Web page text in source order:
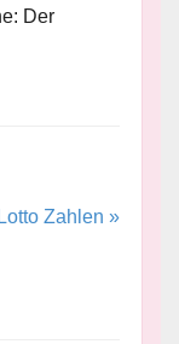
Der
Lotto Zahlen »